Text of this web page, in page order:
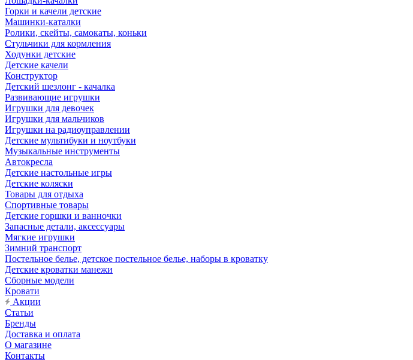
Горки и качели детские
Машинки-каталки
Ролики, скейты, самокаты, коньки
Стульчики для кормления
Ходунки детские
Детские качели
Конструктор
Детский шезлонг - качалка
Развивающие игрушки
Игрушки для девочек
Игрушки для мальчиков
Игрушки на радиоуправлении
Детские мультибуки и ноутбуки
Музыкальные инструменты
Автокресла
Детские настольные игры
Детские коляски
Товары для отдыха
Спортивные товары
Детские горшки и ванночки
Запасные детали, аксессуары
Мягкие игрушки
Зимний транспорт
Постельное белье, детское постельное белье, наборы в кроватку
Детские кроватки манежи
Сборные модели
Кровати
Акции
Статьи
Бренды
Доставка и оплата
О магазине
Контакты